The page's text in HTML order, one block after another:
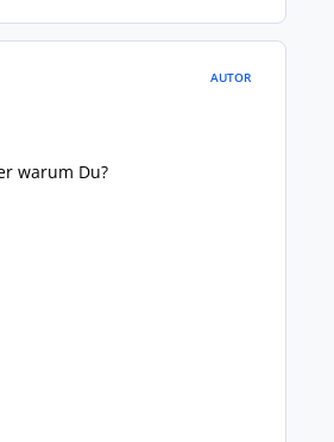
AUTOR
warum Du?